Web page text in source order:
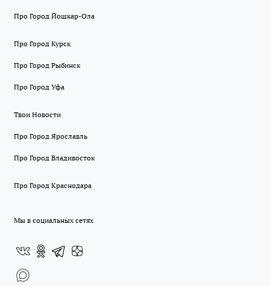
Про Город Йошкар-Ола
Про Город Курск
Про Город Рыбинск
Про Город Уфа
Твои Новости
Про Город Ярославль
Про Город Владивосток
Про Город Краснодара
Мы в социальных сетях